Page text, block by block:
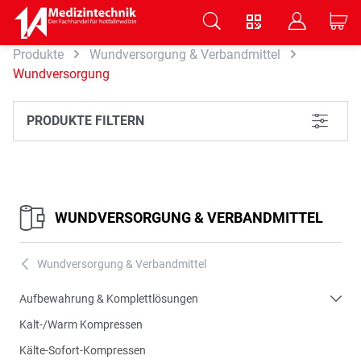
Zum Hauptinhalt springen
V B C
Produkte
Wundversorgung & Verbandmittel
Wundversorgung
PRODUKTE FILTERN L
WUNDVERSORGUNG & VERBANDMITTEL
A Wundversorgung & Verbandmittel
Aufbewahrung & Komplettlösungen
Kalt-/Warm Kompressen
Kälte-Sofort-Kompressen